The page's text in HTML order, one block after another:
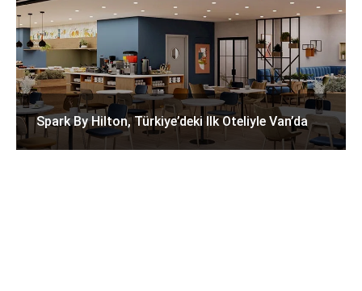
Spark By Hilton, Türkiye’deki Ilk Oteliyle Van’da